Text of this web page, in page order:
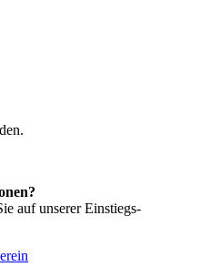
auf unserer Einstiegs-